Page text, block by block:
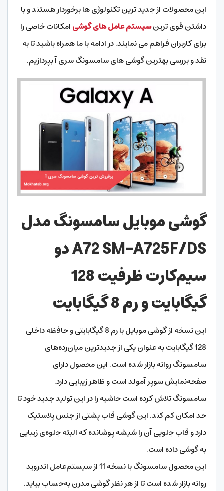
این محصولات از جدید ترین تکنولوژی ها برخوردار هستند و با
داشتن قوی ترینسیستم عامل های گوشیامکانات خاصی را
برای کاربران فراهم می نمایند. در ادامه با ما همراه باشید تا به
نقد و بررسی بهترین گوشی های سامسونگ سری آ بپردازیم.
گوشی موبایل سامسونگ مدل
A72 SM-A725F/DS دو
سیم‌کارت ظرفیت 128
گیگابایت و رم 8 گیگابایت
این نسخه از گوشی موبایل با رم 8 گیگابایتی و حافظه داخلی
128 گیگابایت به عنوان یکی از جدیدترین میان‌رده‌های
سامسونگ روانه بازار شده است. این محصول دارای
صفحه‌نمایش سوپر آمولد است و ظاهر زیبایی دارد.
سامسونگ تلاش کرده است حاشیه را در این تولید جدید خود تا
حد امکان کم کند. این گوشی قاب پشتی از جنس پلاستیک
دارد و قاب جلویی آن را شیشه پوشانده که البته جلوه‌ی زیبایی
به گوشی داده است.
این محصول سامسونگ با نسخه 11 از سیستم‌عامل اندروید
روانه بازار شده است تا از هر نظر گوشی مدرن به‌حساب بیاید.